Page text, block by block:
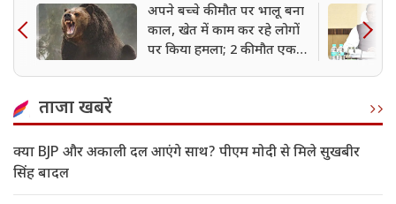
अपने बच्चे की मौत पर भालू बना
काल, खेत में काम कर रहे लोगों
पर किया हमला; 2 की मौत एक
ताजा खबरें
क्या BJP और अकाली दल आएंगे साथ? पीएम मोदी से मिले सुखबीर
सिंह बादल